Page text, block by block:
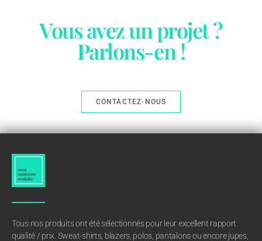
Vous avez un projet ?
Parlons-en !
CONTACTEZ-NOUS
Tous nos produits ont été sélectionnés pour leur excellent rapport
qualité / prix. Sweat-shirts, blazers, polos, pantalons ou encore jupes,